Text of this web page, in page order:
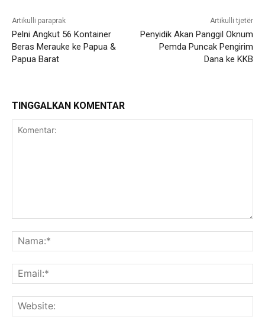
Artikulli paraprak
Pelni Angkut 56 Kontainer
Beras Merauke ke Papua &
Papua Barat
Artikulli tjetër
Penyidik Akan Panggil Oknum
Pemda Puncak Pengirim
Dana ke KKB
TINGGALKAN KOMENTAR